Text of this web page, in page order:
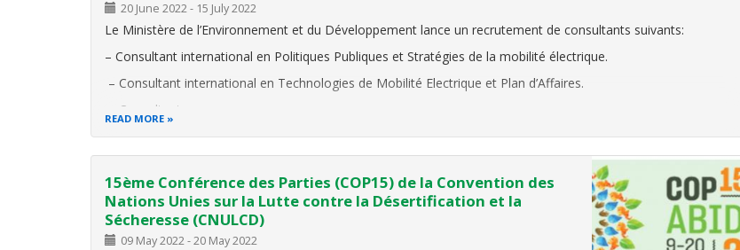
20 June 2022- 15 July 2022
Le Ministère de l’Environnement et du Développement lance un recrutement de consultants suivants:
– Consultant international en Politiques Publiques et Stratégies de la mobilité électrique.
– Consultant international en Technologies de Mobilité Electrique et Plan d’Affaires.
– Consultant
READ MORE
15ème Conférence des Parties (COP15) de la Convention des
Nations Unies sur la Lutte contre la Désertification et la
Sécheresse (CNULCD)
09 May 2022-20 May 2022